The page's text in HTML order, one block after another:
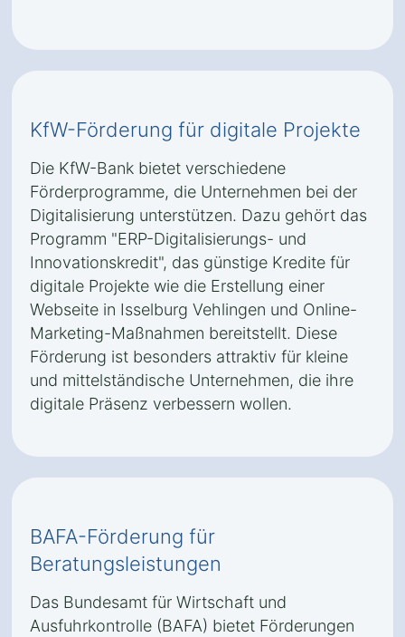
KfW-Förderung für digitale Projekte
Die KfW-Bank bietet verschiedene
Förderprogramme, die Unternehmen bei der
Digitalisierung unterstützen. Dazu gehört das
Programm "ERP-Digitalisierungs- und
Innovationskredit", das günstige Kredite für
digitale Projekte wie die Erstellung einer
Webseite in Isselburg Vehlingen und Online-
Marketing-Maßnahmen bereitstellt. Diese
Förderung ist besonders attraktiv für kleine
und mittelständische Unternehmen, die ihre
digitale Präsenz verbessern wollen.
BAFA-Förderung für
Beratungsleistungen
Das Bundesamt für Wirtschaft und
Ausfuhrkontrolle (BAFA) bietet Förderungen